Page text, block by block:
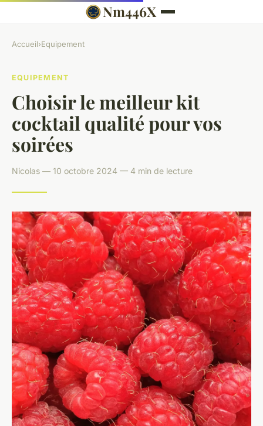
Nm446X
Accueil›Equipement
EQUIPEMENT
Choisir le meilleur kit
cocktail qualité pour vos
soirées
Nicolas — 10 octobre 2024 — 4 min de lecture